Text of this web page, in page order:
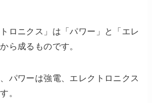
トロニクス」は「パワー」と「エレ
ら成るものです。
パワーは強電、エレクトロニクス
。